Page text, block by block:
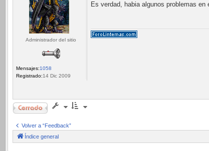
Administrador del sitio
Mensajes:1058
Registrado:14 Dic 2009
Es verdad, habia algunos problemas
Cerrado
Volver a “Feedback”
Índice general